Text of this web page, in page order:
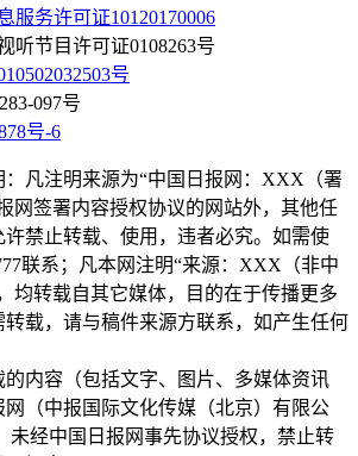
服务许可证10120170006
听节目许可证0108263号
号
097号
号-6
：凡注明来源为“中国日报网：XXX（署
网签署内容授权协议的网站外，其他任
禁止转载、使用，违者必究。如需使
联系；凡本网注明“来源：XXX（非中
均转载自其它媒体，目的在于传播更多
载，请与稿件来源方联系，如产生任何
内容（包括文字、图片、多媒体资讯
（中报国际文化传媒（北京）有限公
未经中国日报网事先协议授权，禁止转